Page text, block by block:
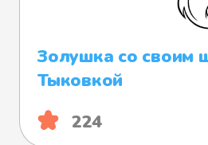
Золушка со своим
Тыковкой
224